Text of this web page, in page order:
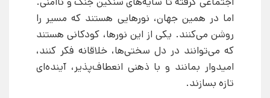
اما در همین جهان، نورهایی هستند که مسیر را
روشن می‌کنند. یکی از این نورها، کودکانی هستند
که می‌توانند در دل سختی‌ها، خلاقانه فکر کنند،
امیدوار بمانند و با ذهنی انعطاف‌پذیر، آینده‌ای
تازه بسازند.